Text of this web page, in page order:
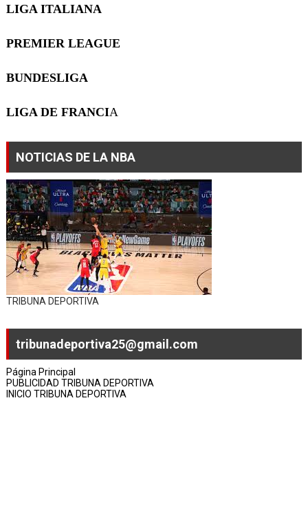
LIGA ITALIANA
PREMIER LEAGUE
BUNDESLIGA
LIGA DE FRANCIA
NOTICIAS DE LA NBA
TRIBUNA DEPORTIVA
tribunadeportiva25@gmail.com
Página Principal
PUBLICIDAD TRIBUNA DEPORTIVA
INICIO TRIBUNA DEPORTIVA